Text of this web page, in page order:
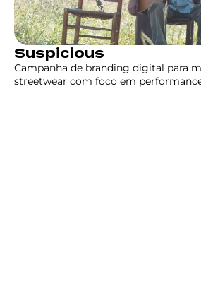
Suspicious
Campanha de branding digital para
streetwear com foco em